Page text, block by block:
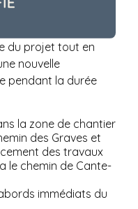
du projet tout en
nouvelle
pendant la durée
la zone de chantier
des Graves et
des travaux
le chemin de Cante-
immédiats du